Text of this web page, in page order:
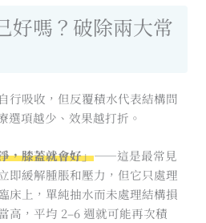
好嗎？破除兩大常
行吸收，但反覆積水代表結構問
項越少、效果越打折。
，膝蓋就會好」——這是最常見
即緩解腫脹和壓力，但它只處理
床上，單純抽水而未處理結構損
高，平均 2–6 週就可能再次積